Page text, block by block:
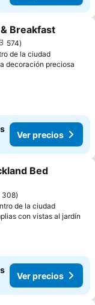
favoritos
Breakfast
574
de la ciudad
decoración preciosa
Ver precios
favoritos
Bed
308
de la ciudad
con vistas al jardín
Ver precios